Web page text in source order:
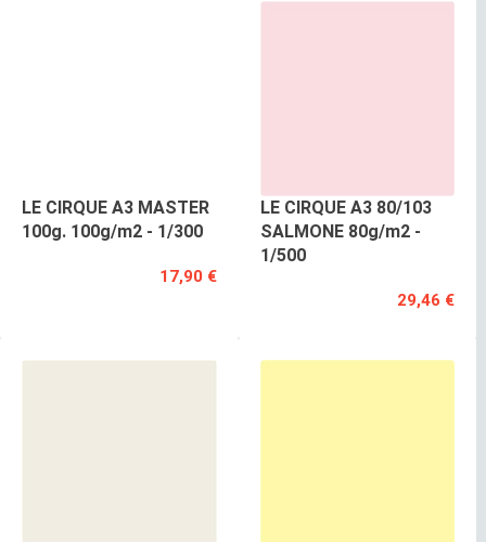
LE CIRQUE A3 MASTER
100g. 100g/m2 - 1/300
17,90 €
LE CIRQUE A3 80/103
SALMONE 80g/m2 -
1/500
29,46 €